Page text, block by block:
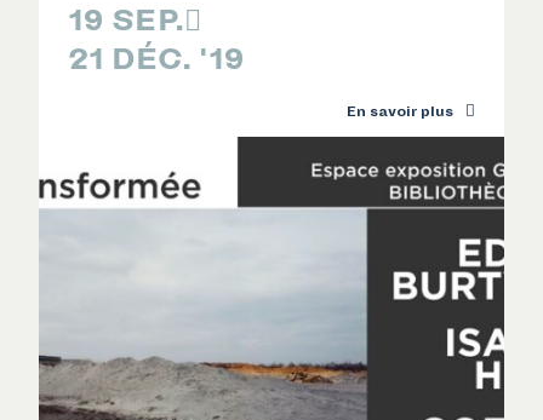
19 SEP.
21 DÉC. '19
En savoir plus